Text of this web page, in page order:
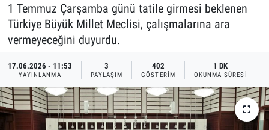
1 Temmuz Çarşamba günü tatile girmesi beklenen
Türkiye Büyük Millet Meclisi, çalışmalarına ara
vermeyeceğini duyurdu.
17.06.2026 - 11:53
YAYINLANMA
3
PAYLAŞIM
402
GÖSTERIM
1 DK
OKUNMA SÜRESI